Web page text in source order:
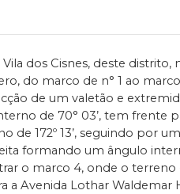
dos Cisnes, deste distrito,
do marco de n° 1 ao
de um valetão e
de 70° 03’, tem frente
172º 13’, seguindo por
formando um ângulo
o marco 4, onde o terreno
a Avenida Lothar Waldemar